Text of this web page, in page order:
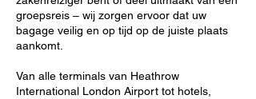
groepsreis – wij zorgen ervoor dat uw
bagage veilig en op tijd op de juiste plaats
aankomt.
Van alle terminals van Heathrow
International London Airport tot hotels,